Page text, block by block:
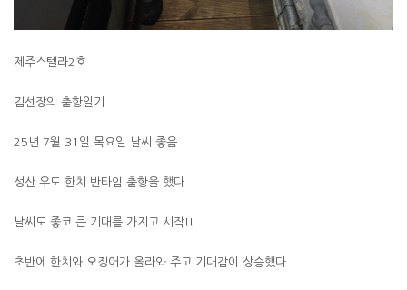
제주스텔라2호
김선장의 출항일기
25년 7월 31일 목요일 날씨 좋음
성산 우도 한치 반타임 출항을 했다
날씨도 좋코 큰 기대를 가지고 시작!!
초반에 한치와 오징어가 올라와 주고 기대감이 상승했다